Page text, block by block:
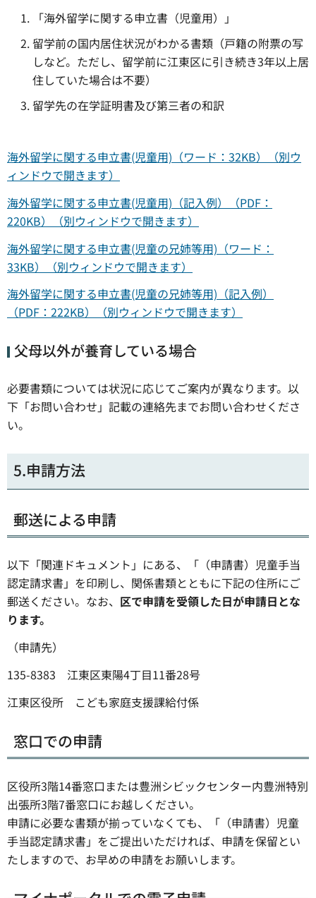
「海外留学に関する申立書（児童用）」
留学前の国内居住状況がわかる書類（戸籍の附票の写
しなど。ただし、留学前に江東区に引き続き3年以上居
住していた場合は不要）
留学先の在学証明書及び第三者の和訳
海外留学に関する申立書(児童用)（ワード：32KB）（別ウ
ィンドウで開きます）
海外留学に関する申立書(児童用)（記入例）（PDF：
220KB）（別ウィンドウで開きます）
海外留学に関する申立書(児童の兄姉等用)（ワード：
33KB）（別ウィンドウで開きます）
海外留学に関する申立書(児童の兄姉等用)（記入例）
（PDF：222KB）（別ウィンドウで開きます）
父母以外が養育している場合
必要書類については状況に応じてご案内が異なります。以
下「お問い合わせ」記載の連絡先までお問い合わせくださ
い。
5.申請方法
郵送による申請
以下「関連ドキュメント」にある、「（申請書）児童手当
認定請求書」を印刷し、関係書類とともに下記の住所にご
郵送ください。なお、 区で申請を受領した日が申請日とな
ります。
（申請先）
135-8383 江東区東陽4丁目11番28号
江東区役所 こども家庭支援課給付係
窓口での申請
区役所3階14番窓口または豊洲シビックセンター内豊洲特別
出張所3階7番窓口にお越しください。
申請に必要な書類が揃っていなくても、「（申請書）児童
手当認定請求書」をご提出いただければ、申請を保留とい
たしますので、お早めの申請をお願いします。